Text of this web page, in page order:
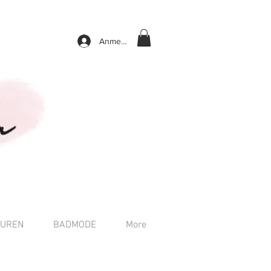
Anmelden
BADMODE More